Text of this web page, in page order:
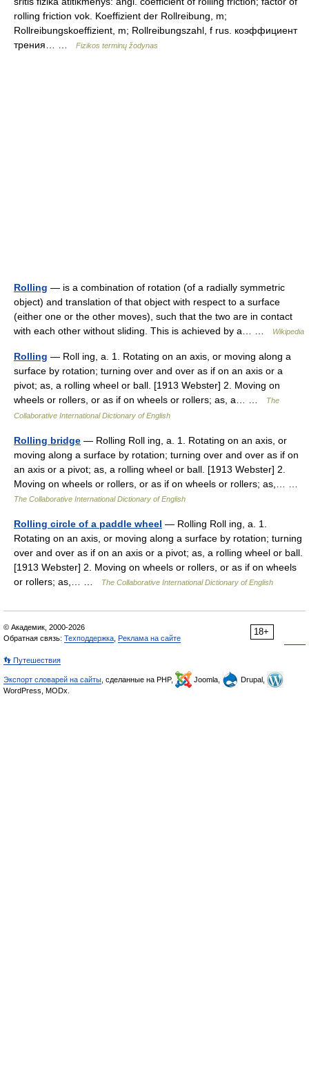
rolling friction vok. Koeffizient der Rollreibung, m;
Rollreibungskoeffizient, m; Rollreibungszahl, f rus. коэффициент
трения… …
Fizikos terminų žodynas
Rolling — is a combination of rotation (of a radially symmetric
object) and translation of that object with respect to a surface
(either one or the other moves), such that the two are in contact
with each other without sliding. This is achieved by a… …
Wikipedia
Rolling — Roll ing, a. 1. Rotating on an axis, or moving along a
surface by rotation; turning over and over as if on an axis or a
pivot; as, a rolling wheel or ball. [1913 Webster] 2. Moving on
wheels or rollers, or as if on wheels or rollers; as, a… …
The
Collaborative International Dictionary of English
Rolling bridge — Rolling Roll ing, a. 1. Rotating on an axis, or
moving along a surface by rotation; turning over and over as if on
an axis or a pivot; as, a rolling wheel or ball. [1913 Webster] 2.
Moving on wheels or rollers, or as if on wheels or rollers; as,… …
The Collaborative International Dictionary of English
Rolling circle of a paddle wheel — Rolling Roll ing, a. 1.
Rotating on an axis, or moving along a surface by rotation; turning
over and over as if on an axis or a pivot; as, a rolling wheel or ball.
[1913 Webster] 2. Moving on wheels or rollers, or as if on wheels
or rollers; as,… …
The Collaborative International Dictionary of English
18+
© Академик, 2000-2026
Обратная связь: Техподдержка Реклама на сайте
👣 Путешествия
Экспорт словарей на сайты , сделанные на PHP, Joomla,
Drupal,
WordPress, MODx.